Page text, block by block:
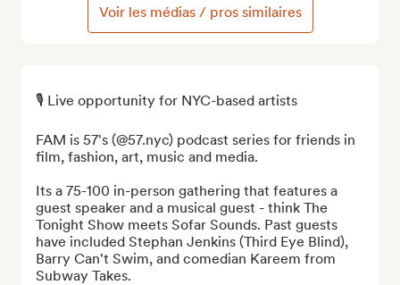
🎙️ Live opportunity for NYC-based artists
FAM is 57's (@57.nyc) podcast series for friends in
film, fashion, art, music and media.
Its a 75-100 in-person gathering that features a
guest speaker and a musical guest - think The
Tonight Show meets Sofar Sounds. Past guests
have included Stephan Jenkins (Third Eye Blind),
Barry Can't Swim, and comedian Kareem from
Subway Takes.
Voir les médias / pros similaires